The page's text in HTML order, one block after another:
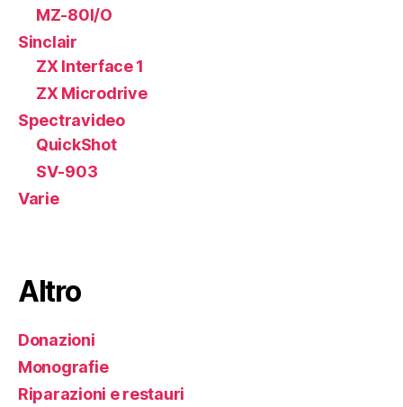
MZ-80I/O
Sinclair
ZX Interface 1
ZX Microdrive
Spectravideo
QuickShot
SV-903
Varie
Altro
Donazioni
Monografie
Riparazioni e restauri